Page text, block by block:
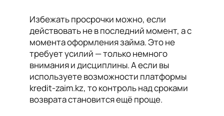
Избежать просрочки можно, если
действовать не в последний момент, а с
момента оформления займа. Это не
требует усилий — только немного
внимания и дисциплины. А если вы
используете возможности платформы
kredit-zaim.kz, то контроль над сроками
возврата становится ещё проще.